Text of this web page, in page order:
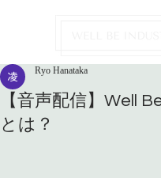
【音声配信】Well
とは？
Ryo Hanataka